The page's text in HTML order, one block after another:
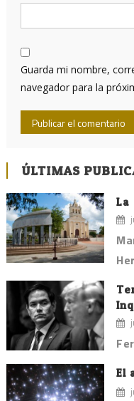
Guarda mi nombre,
navegador para la
ÚLTIMAS
La
El